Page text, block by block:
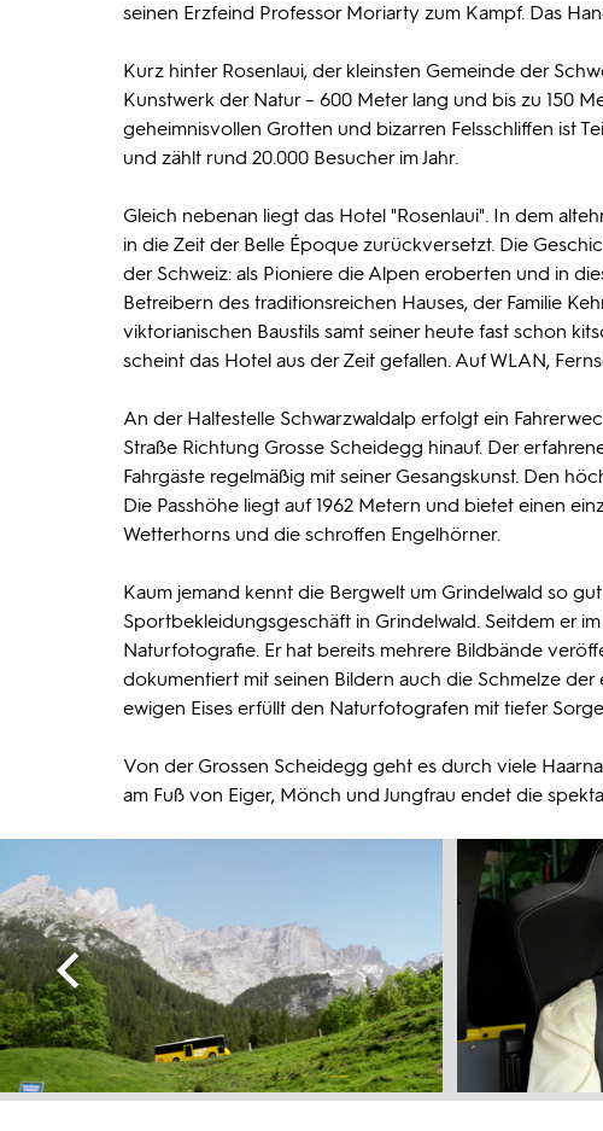
seinen Erzfeind Professor Moriarty zum Kampf. Das
Kurz hinter Rosenlaui, der kleinsten Gemeinde der
Kunstwerk der Natur – 600 Meter lang und bis zu 150
geheimnisvollen Grotten und bizarren Felsschliffen ist
und zählt rund 20.000 Besucher im Jahr.
Gleich nebenan liegt das Hotel "Rosenlaui". In dem
in die Zeit der Belle Époque zurückversetzt. Die
der Schweiz: als Pioniere die Alpen eroberten und in
Betreibern des traditionsreichen Hauses, der Familie
viktorianischen Baustils samt seiner heute fast schon
scheint das Hotel aus der Zeit gefallen. Auf WLAN,
An der Haltestelle Schwarzwaldalp erfolgt ein
Straße Richtung Grosse Scheidegg hinauf. Der
Fahrgäste regelmäßig mit seiner Gesangskunst. Den
Die Passhöhe liegt auf 1962 Metern und bietet einen
Wetterhorns und die schroffen Engelhörner.
Kaum jemand kennt die Bergwelt um Grindelwald so
Sportbekleidungsgeschäft in Grindelwald. Seitdem er
Naturfotografie. Er hat bereits mehrere Bildbände
dokumentiert mit seinen Bildern auch die Schmelze
ewigen Eises erfüllt den Naturfotografen mit tiefer
Von der Grossen Scheidegg geht es durch viele
am Fuß von Eiger, Mönch und Jungfrau endet die